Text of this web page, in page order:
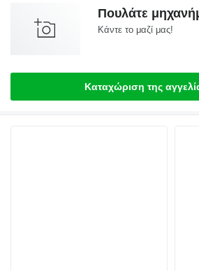
Πουλάτε
Κάντε το μαζί μας!
Καταχώριση της